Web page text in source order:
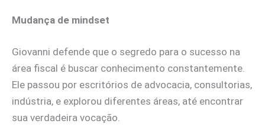
Mudança de mindset
Giovanni defende que o segredo para o sucesso na
área fiscal é buscar conhecimento constantemente.
Ele passou por escritórios de advocacia, consultorias,
indústria, e explorou diferentes áreas, até encontrar
sua verdadeira vocação.